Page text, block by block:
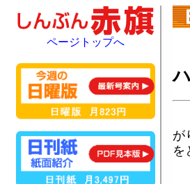
が
を
ページトップへ